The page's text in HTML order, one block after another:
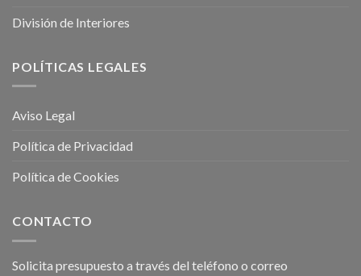
División de Interiores
POLÍTICAS LEGALES
Aviso Legal
Política de Privacidad
Política de Cookies
CONTACTO
Solicita presupuesto a través del teléfono o correo